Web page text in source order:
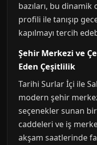
bazıları, bu
profili ile tanışıp
kapılmayı tercih
Şehir Merkezi ve
Eden Çeşitlilik
Tarihi Surlar İçi ile
modern şehir
seçenekler sunan
caddeleri ve iş
akşam saatlerinde